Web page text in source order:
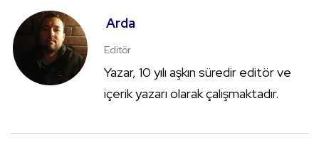
Arda
Editör
Yazar, 10 yılı aşkın süredir editör ve
içerik yazarı olarak çalışmaktadır.